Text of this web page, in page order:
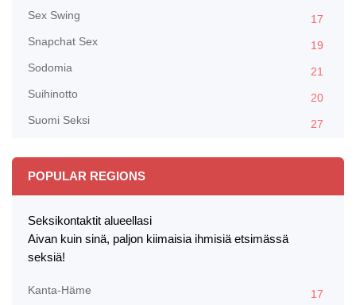
Sex Swing
17
Snapchat Sex
19
Sodomia
21
Suihinotto
20
Suomi Seksi
27
POPULAR REGIONS
Seksikontaktit alueellasi
Aivan kuin sinä, paljon kiimaisia ihmisiä etsimässä
seksiä!
Kanta-Häme
17